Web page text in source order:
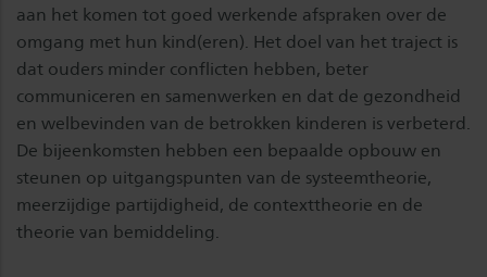
aan het komen tot goed werkende afspraken over de
omgang met hun kind(eren). Het doel van het traject is
dat ouders minder conflicten hebben, beter
communiceren en samenwerken en dat de gezondheid
en welbevinden van de betrokken kinderen is verbeterd.
De bijeenkomsten hebben een bepaalde opbouw en
steunen op uitgangspunten van de systeemtheorie,
meerzijdige partijdigheid, de contexttheorie en de
theorie van bemiddeling.